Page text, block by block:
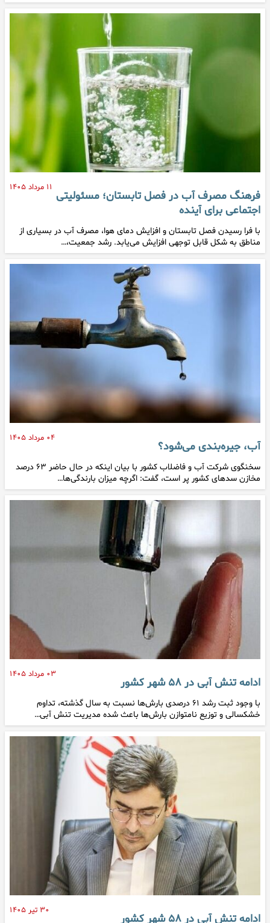
۱۱ مرداد ۱۴۰۵
فرهنگ مصرف آب در فصل تابستان؛ مسئولیتی
اجتماعی برای آینده
با فرا رسیدن فصل تابستان و افزایش دمای هوا، مصرف آب در بسیاری از
مناطق به شکل قابل توجهی افزایش می‌یابد. رشد جمعیت،…
۰۴ مرداد ۱۴۰۵
آب، جیره‌بندی می‌شود؟
سخنگوی شرکت آب و فاضلاب کشور با بیان اینکه در حال حاضر ۶۳ درصد
مخازن سدهای کشور پر است، گفت: اگرچه میزان بارندگی‌ها…
۰۳ مرداد ۱۴۰۵
ادامه تنش آبی در ۵۸ شهر کشور
با وجود ثبت رشد ۶۱ درصدی بارش‌ها نسبت به سال گذشته، تداوم
خشکسالی و توزیع نامتوازن بارش‌ها باعث شده مدیریت تنش آبی…
۳۰ تیر ۱۴۰۵
ادامه تنش آبی در ۵۸ شهر کشور